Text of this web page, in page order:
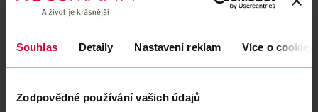
Souhlas Detaily Nastavení reklam Více o cookies
Zodpovědné používání vašich údajů
Zapomenuté heslo
PŘIHLÁSIT SE